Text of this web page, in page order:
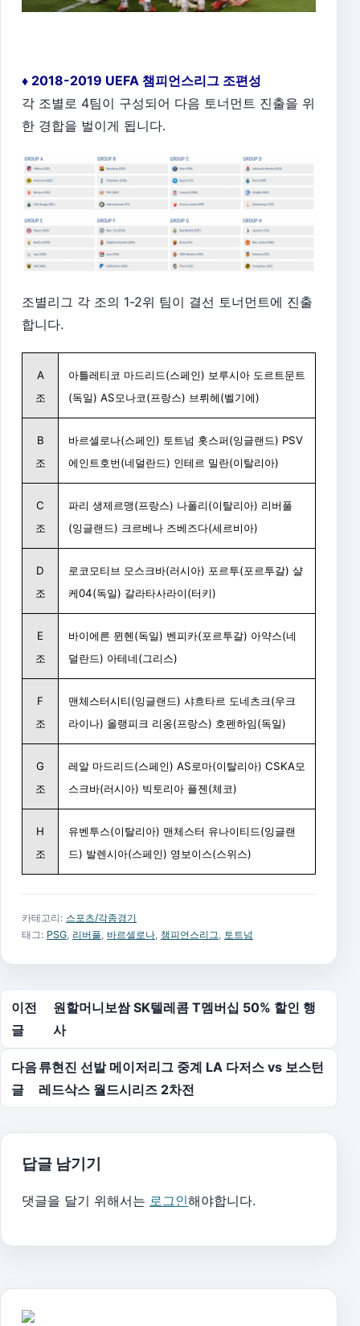
♦ 2018-2019 UEFA 챔피언스리그 조편성
각 조별로 4팀이 구성되어 다음 토너먼트 진출을 위
한 경합을 벌이게 됩니다.
조별리그 각 조의 1-2위 팀이 결선 토너먼트에 진출
합니다.
A
조
아틀레티코 마드리드(스페인) 보루시아 도르트문트
(독일) AS모나코(프랑스) 브뤼헤(벨기에)
B
조
바르셀로나(스페인) 토트넘 홋스퍼(잉글랜드) PSV
에인트호번(네덜란드) 인테르 밀란(이탈리아)
C
조
파리 생제르맹(프랑스) 나폴리(이탈리아) 리버풀
(잉글랜드) 크르베나 즈베즈다(세르비아)
D
조
로코모티브 모스크바(러시아) 포르투(포르투갈) 샬
케04(독일) 갈라타사라이(터키)
E
조
바이에른 뮌헨(독일) 벤피카(포르투갈) 아약스(네
덜란드) 아테네(그리스)
F
조
맨체스터시티(잉글랜드) 샤흐타르 도네츠크(우크
라이나) 올랭피크 리옹(프랑스) 호펜하임(독일)
G
조
레알 마드리드(스페인) AS로마(이탈리아) CSKA모
스크바(러시아) 빅토리아 플젠(체코)
H
조
유벤투스(이탈리아) 맨체스터 유나이티드(잉글랜
드) 발렌시아(스페인) 영보이스(스위스)
카테고리: 스포츠/각종경기
태그: PSG, 리버풀, 바르셀로나, 챔피언스리그, 토트넘
글 탐색
이전
글
원할머니보쌈 SK텔레콤 T멤버십 50% 할인 행
사
다음
글
류현진 선발 메이저리그 중계 LA 다저스 vs 보스턴
레드삭스 월드시리즈 2차전
답글 남기기
댓글을 달기 위해서는 로그인해야합니다.